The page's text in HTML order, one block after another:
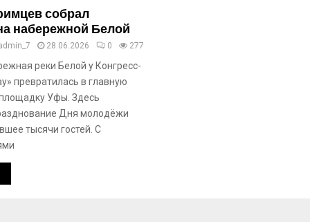
собрал
набережной Белой
28.06.2026 0 277
реки Белой у Конгресс-
превратилась в главную
Уфы. Здесь
Дня молодёжи
тысячи гостей. С